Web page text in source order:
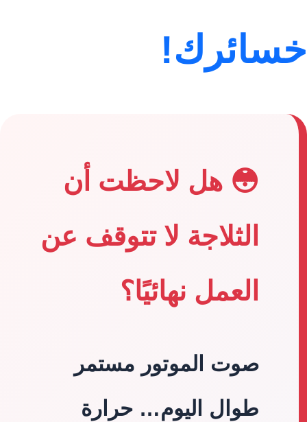
خسائرك!
😳 هل لاحظت أن
الثلاجة لا تتوقف عن
العمل نهائيًا؟
صوت الموتور مستمر
طوال اليوم… حرارة